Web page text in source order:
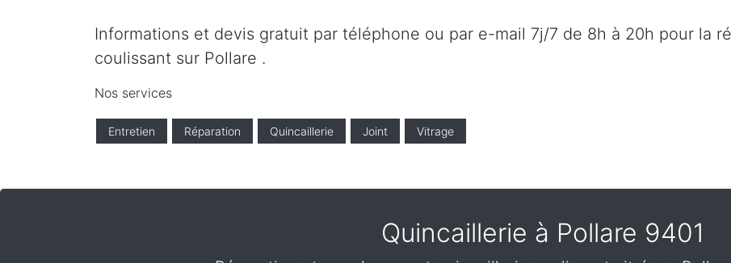
Informations et devis gratuit par téléphone ou par e-mail 7j/7 de 8h à 20h pour la
coulissant sur Pollare .
Nos services
Entretien Réparation Quincaillerie Joint Vitrage
Quincaillerie à Pollare 9401